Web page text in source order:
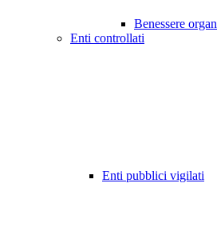
Benessere
Enti controllati
Enti pubblici vigilati